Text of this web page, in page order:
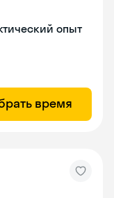
опыт
время